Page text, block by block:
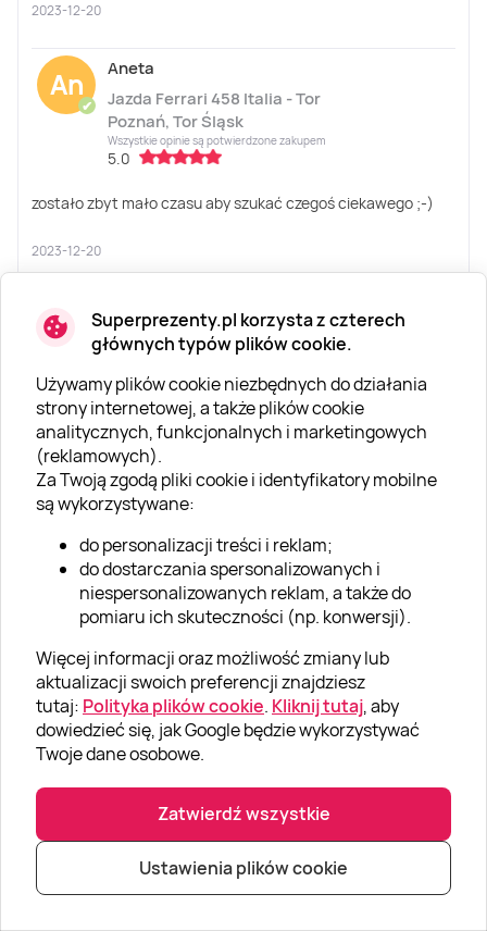
Superprezenty.pl korzysta z czterech
głównych typów plików cookie.
Używamy plików cookie niezbędnych do działania
strony internetowej, a także plików cookie
analitycznych, funkcjonalnych i marketingowych
(reklamowych).
Za Twoją zgodą pliki cookie i identyfikatory mobilne
są wykorzystywane:
do personalizacji treści i reklam;
do dostarczania spersonalizowanych i
niespersonalizowanych reklam, a także do
pomiaru ich skuteczności (np. konwersji).
Więcej informacji oraz możliwość zmiany lub
aktualizacji swoich preferencji znajdziesz
tutaj: Polityka plików cookie. Kliknij tutaj, aby
dowiedzieć się, jak Google będzie wykorzystywać
Twoje dane osobowe.
Zatwierdź wszystkie
Ustawienia plików cookie
2023-12-20
An
✔
Aneta
Jazda Ferrari 458 Italia - Tor
Poznań, Tor Śląsk
Wszystkie opinie są potwierdzone zakupem
5.0
zostało zbyt mało czasu aby szukać czegoś ciekawego ;-)
2023-12-20
An
✔
Jazda Ferrari F458 Italia
Wszystkie opinie są potwierdzone zakupem
5.0
Trzeba kupować emocje
2023-11-29
POKAŻ WIĘCEJ OPINII
Newsletter
Nowości, zniżki i wiele więcej!